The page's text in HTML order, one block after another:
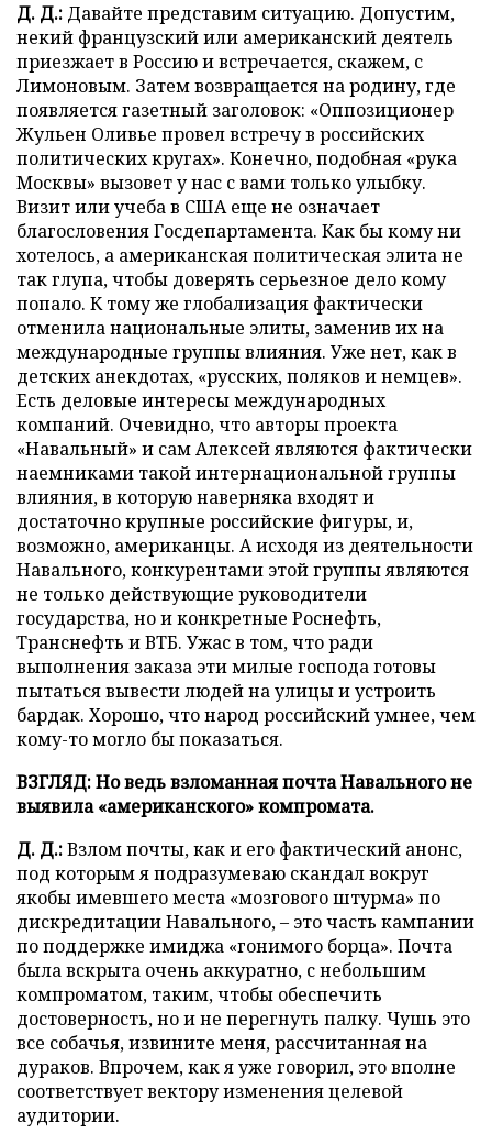
Д. Д.: Давайте представим ситуацию. Допустим,
некий французский или американский деятель
приезжает в Россию и встречается, скажем, с
Лимоновым. Затем возвращается на родину, где
появляется газетный заголовок: «Оппозиционер
Жульен Оливье провел встречу в российских
политических кругах». Конечно, подобная «рука
Москвы» вызовет у нас с вами только улыбку.
Визит или учеба в США еще не означает
благословения Госдепартамента. Как бы кому ни
хотелось, а американская политическая элита не
так глупа, чтобы доверять серьезное дело кому
попало. К тому же глобализация фактически
отменила национальные элиты, заменив их на
международные группы влияния. Уже нет, как в
детских анекдотах, «русских, поляков и немцев».
Есть деловые интересы международных
компаний. Очевидно, что авторы проекта
«Навальный» и сам Алексей являются фактически
наемниками такой интернациональной группы
влияния, в которую наверняка входят и
достаточно крупные российские фигуры, и,
возможно, американцы. А исходя из деятельности
Навального, конкурентами этой группы являются
не только действующие руководители
государства, но и конкретные Роснефть,
Транснефть и ВТБ. Ужас в том, что ради
выполнения заказа эти милые господа готовы
пытаться вывести людей на улицы и устроить
бардак. Хорошо, что народ российский умнее, чем
кому-то могло бы показаться.
ВЗГЛЯД: Но ведь взломанная почта Навального не
выявила «американского» компромата.
Д. Д.:Взлом почты, как и его фактический анонс,
под которым я подразумеваю скандал вокруг
якобы имевшего места «мозгового штурма» по
дискредитации Навального, – это часть кампании
по поддержке имиджа «гонимого борца». Почта
была вскрыта очень аккуратно, с небольшим
компроматом, таким, чтобы обеспечить
достоверность, но и не перегнуть палку. Чушь это
все собачья, извините меня, рассчитанная на
дураков. Впрочем, как я уже говорил, это вполне
соответствует вектору изменения целевой
аудитории.